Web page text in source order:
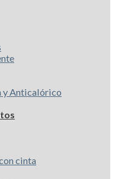
y Anticalórico
cinta